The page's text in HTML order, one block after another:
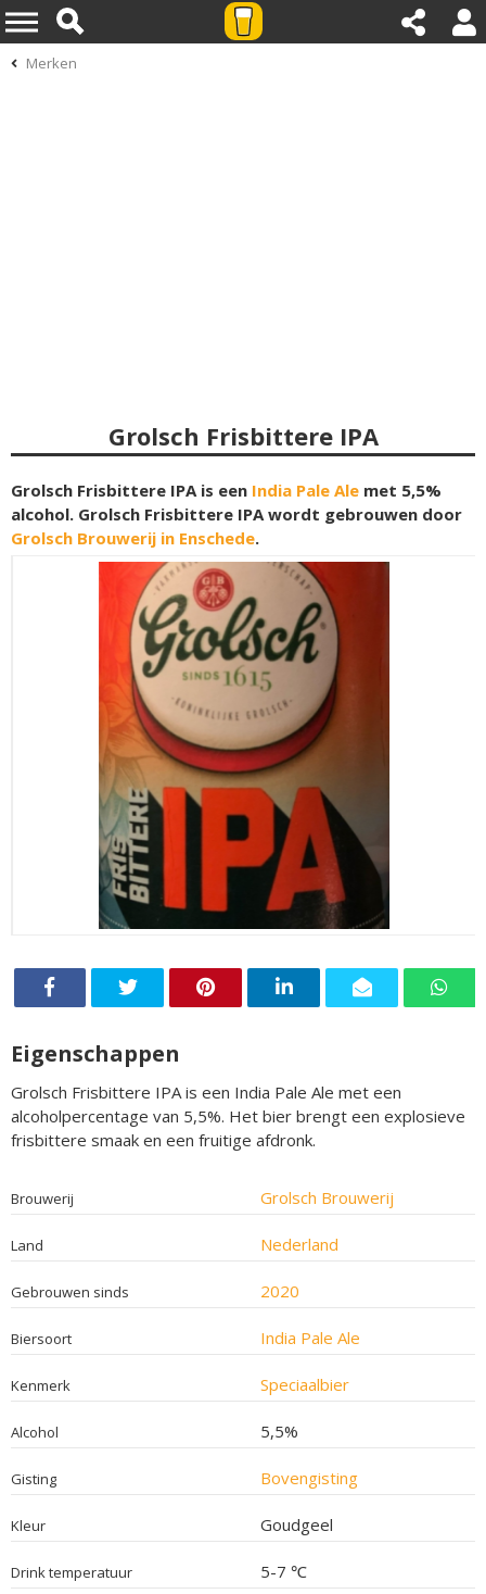
Merken
Grolsch Frisbittere IPA
Grolsch Frisbittere IPA is een India Pale Ale met 5,5%
alcohol. Grolsch Frisbittere IPA wordt gebrouwen door
Grolsch Brouwerij in Enschede.
Eigenschappen
Grolsch Frisbittere IPA is een India Pale Ale met een
alcoholpercentage van 5,5%. Het bier brengt een explosieve
frisbittere smaak en een fruitige afdronk.
Brouwerij Grolsch Brouwerij
Land Nederland
Gebrouwen sinds 2020
Biersoort India Pale Ale
Kenmerk Speciaalbier
Alcohol 5,5%
Gisting Bovengisting
Kleur Goudgeel
Drink temperatuur 5-7 ℃